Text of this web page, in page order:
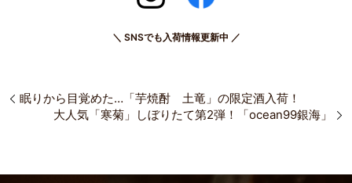
＼ SNSでも入荷情報更新中 ／
眠りから目覚めた…「芋焼酎 土竜」の限定酒入荷！
大人気「寒菊」しぼりたて第2弾！「ocean99銀海」